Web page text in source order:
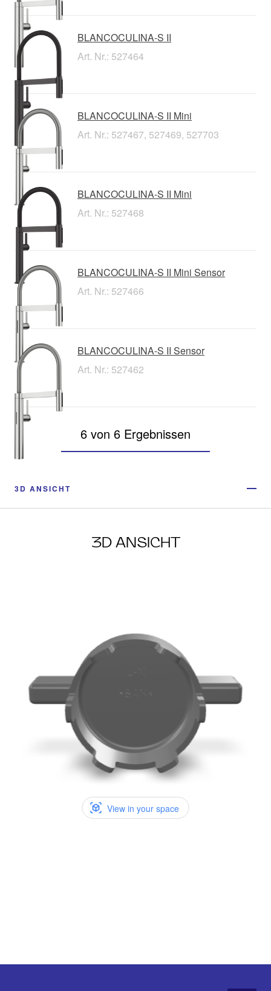
BLANCOCULINA-S II
Art. Nr.: 527464
BLANCOCULINA-S II Mini
Art. Nr.: 527467, 527469, 527703
BLANCOCULINA-S II Mini
Art. Nr.: 527468
BLANCOCULINA-S II Mini Sensor
Art. Nr.: 527466
BLANCOCULINA-S II Sensor
Art. Nr.: 527462
6 von 6 Ergebnissen
3D ANSICHT
3D ANSICHT